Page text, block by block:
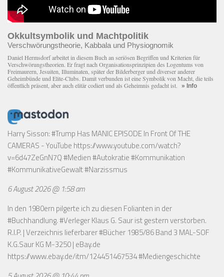
Okkultsymbolik und Machtpolitik
Verschwörungstheorie, Kabbala und Physiognomik
Daniel Hermsdorf arbeitet in diesem Buch an seriösen Begriffen und Kriterien für
Verschwörungstheorien. Er fragt nach Organisationsprinzipien des Logentums von
Freimaurern, Jesuiten, Illuminaten, später der Bilderberger und diverser anderer
Geheimbünde und Elite-Clubs. Damit verbunden ist eine Symbolik von Macht, die teils
öffentlich präsent, aber auch elitär codiert und als Geheimnis gedacht ist. » Info
Harry Sisson: #Trump Has MANIC EPISODE In Front Of THE
CAMERAS - YouTube https://www.youtube.com/watch?
v=6d47ZeGnN7Q#Medien #Autokratie #Kommunikation
#KommunikativeGewalt #Narzissmus
6 August 2026 @ 1:58 am
In den 1980ern pilgerte ich zu diesen Folianten in der
#Buchhandlung. #Verleger Klaus G. Saur ist gestern verstorben.
R.I.P. | Verzeichnis lieferbarer #Bücher 1985/86 Band 3 MAL-SOF
K.G.Saur KG M-3250 | eBay.de
https://www.ebay.de/itm/124451467534#Mediengeschichte